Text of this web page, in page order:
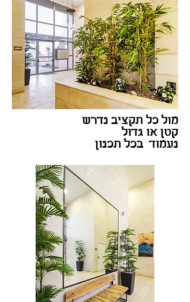
מול כל תקציב נדרש
קטן או גדול
נעמוד בכל תכנון